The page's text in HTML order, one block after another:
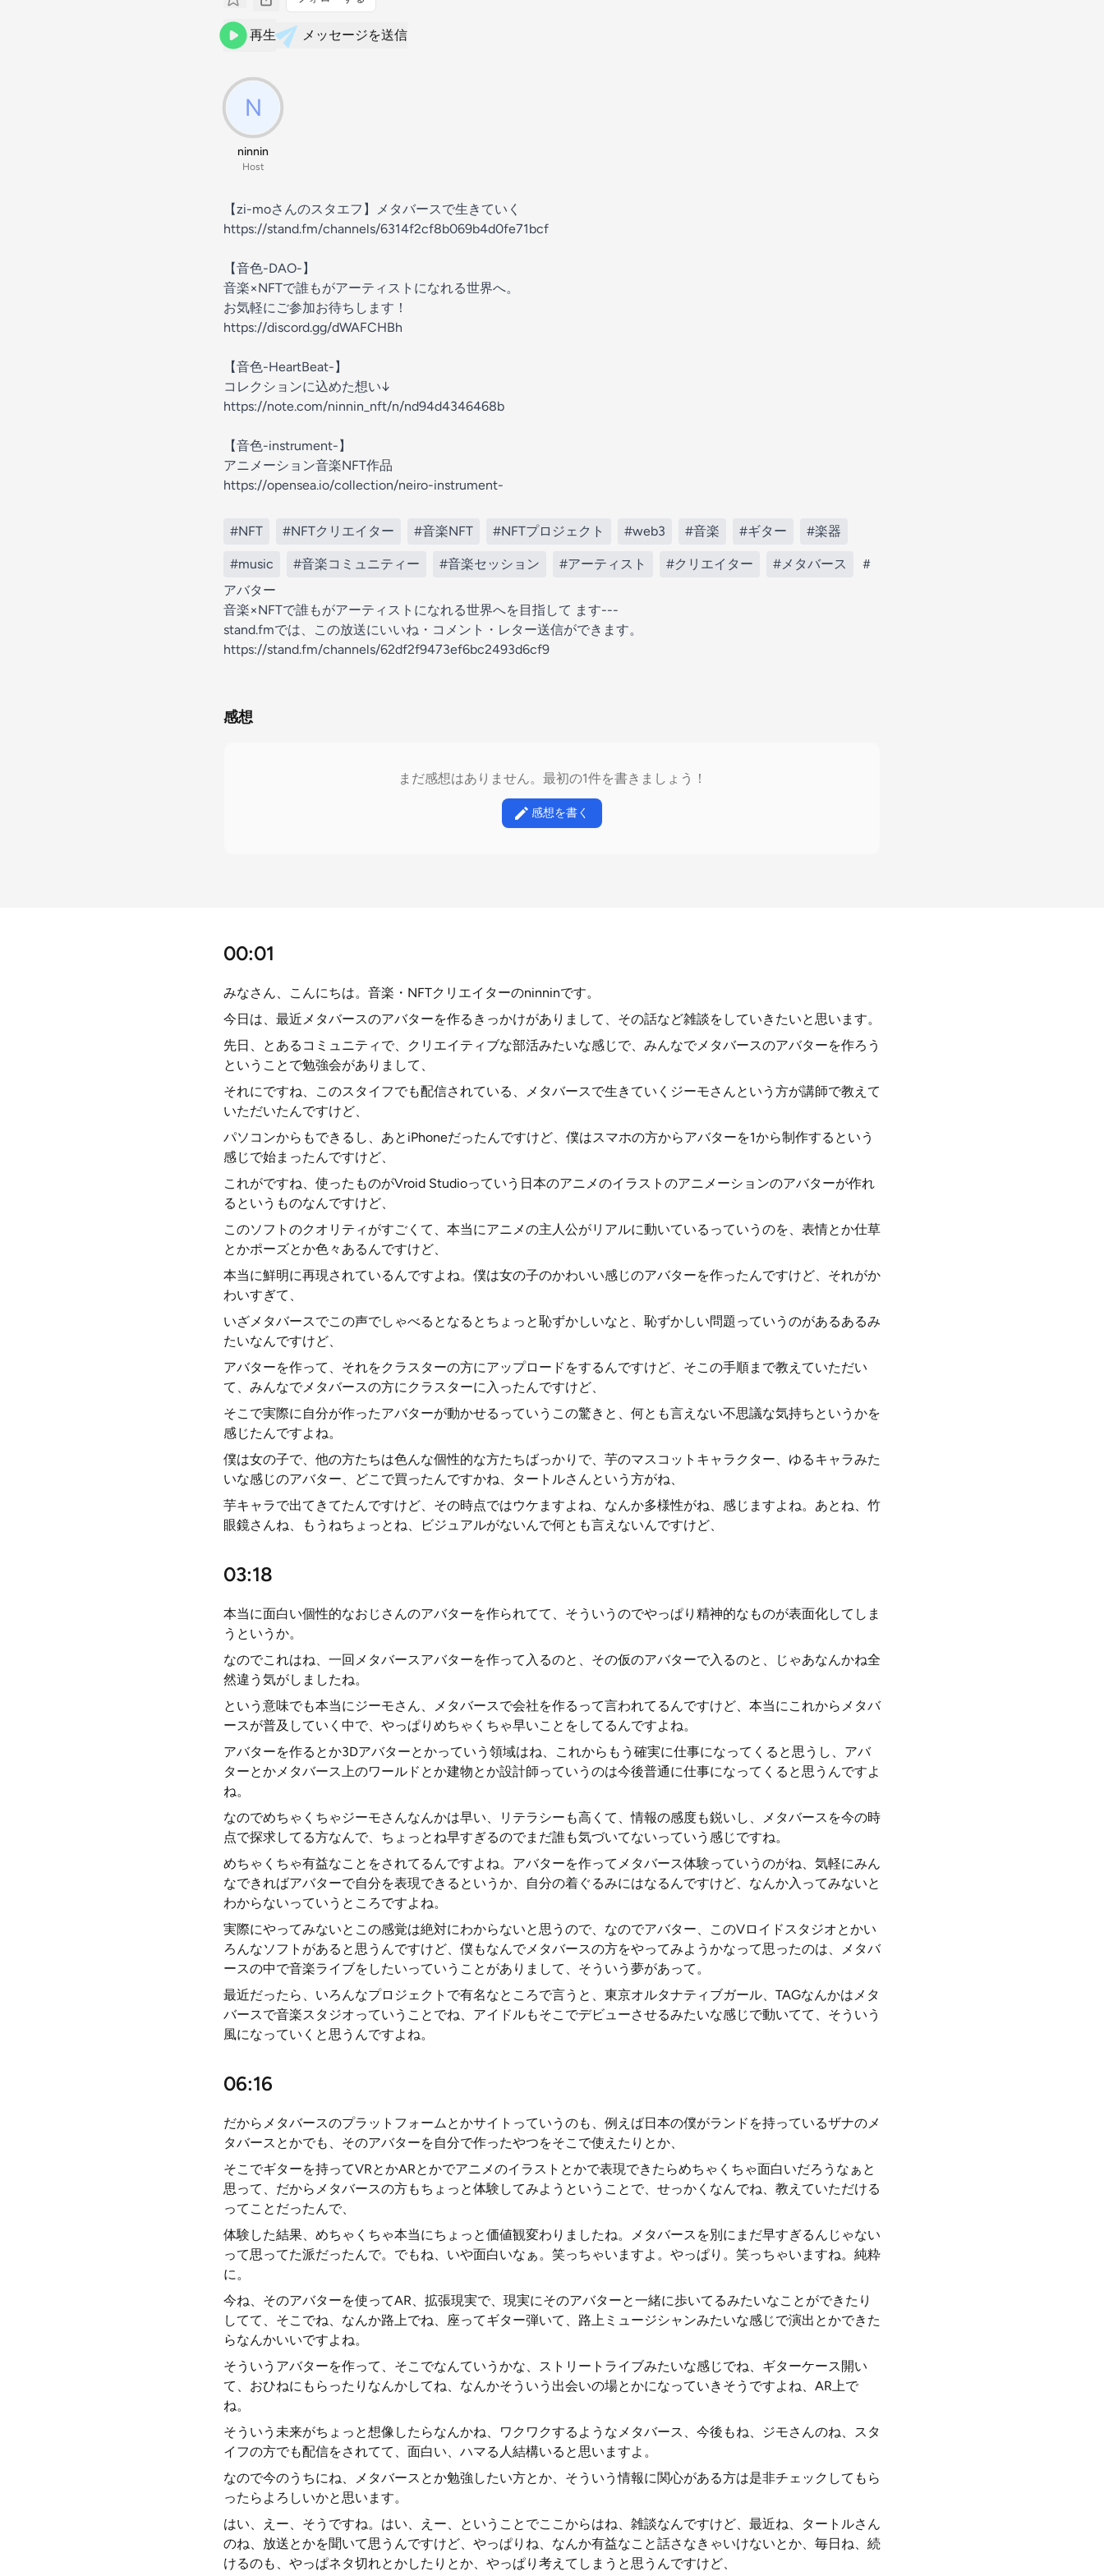
再生 メッセージを送信
ninnin
Host
【zi-moさんのスタエフ】メタバースで生きていく
https://stand.fm/channels/6314f2cf8b069b4d0fe71bcf
【音色-DAO-】
音楽×NFTで誰もがアーティストになれる世界へ。
お気軽にご参加お待ちします！
https://discord.gg/dWAFCHBh
【音色-HeartBeat-】
コレクションに込めた想い↓
https://note.com/ninnin_nft/n/nd94d4346468b
【音色-instrument-】
アニメーション音楽NFT作品
https://opensea.io/collection/neiro-instrument-
#NFT #NFTクリエイター #音楽NFT #NFTプロジェクト #web3 #音楽 #ギター #楽器
#music #音楽コミュニティー #音楽セッション #アーティスト #クリエイター #メタバース
＃
アバター
音楽×NFTで誰もがアーティストになれる世界へを目指して ます---
stand.fmでは、この放送にいいね・コメント・レター送信ができます。
https://stand.fm/channels/62df2f9473ef6bc2493d6cf9
感想
まだ感想はありません。最初の1件を書きましょう！
感想を書く
00:01
みなさん、こんにちは。音楽・NFTクリエイターのninninです。
今日は、最近メタバースのアバターを作るきっかけがありまして、その話など雑談をしていきたいと思います。
先日、とあるコミュニティで、クリエイティブな部活みたいな感じで、みんなでメタバースのアバターを作ろう
ということで勉強会がありまして、
それにですね、このスタイフでも配信されている、メタバースで生きていくジーモさんという方が講師で教えて
いただいたんですけど、
パソコンからもできるし、あとiPhoneだったんですけど、僕はスマホの方からアバターを1から制作するという
感じで始まったんですけど、
これがですね、使ったものがVroid Studioっていう日本のアニメのイラストのアニメーションのアバターが作れ
るというものなんですけど、
このソフトのクオリティがすごくて、本当にアニメの主人公がリアルに動いているっていうのを、表情とか仕草
とかポーズとか色々あるんですけど、
本当に鮮明に再現されているんですよね。僕は女の子のかわいい感じのアバターを作ったんですけど、それがか
わいすぎて、
いざメタバースでこの声でしゃべるとなるとちょっと恥ずかしいなと、恥ずかしい問題っていうのがあるあるみ
たいなんですけど、
アバターを作って、それをクラスターの方にアップロードをするんですけど、そこの手順まで教えていただい
て、みんなでメタバースの方にクラスターに入ったんですけど、
そこで実際に自分が作ったアバターが動かせるっていうこの驚きと、何とも言えない不思議な気持ちというかを
感じたんですよね。
僕は女の子で、他の方たちは色んな個性的な方たちばっかりで、芋のマスコットキャラクター、ゆるキャラみた
いな感じのアバター、どこで買ったんですかね、タートルさんという方がね、
芋キャラで出てきてたんですけど、その時点ではウケますよね、なんか多様性がね、感じますよね。あとね、竹
眼鏡さんね、もうねちょっとね、ビジュアルがないんで何とも言えないんですけど、
03:18
本当に面白い個性的なおじさんのアバターを作られてて、そういうのでやっぱり精神的なものが表面化してしま
うというか。
なのでこれはね、一回メタバースアバターを作って入るのと、その仮のアバターで入るのと、じゃあなんかね全
然違う気がしましたね。
という意味でも本当にジーモさん、メタバースで会社を作るって言われてるんですけど、本当にこれからメタバ
ースが普及していく中で、やっぱりめちゃくちゃ早いことをしてるんですよね。
アバターを作るとか3Dアバターとかっていう領域はね、これからもう確実に仕事になってくると思うし、アバ
ターとかメタバース上のワールドとか建物とか設計師っていうのは今後普通に仕事になってくると思うんですよ
ね。
なのでめちゃくちゃジーモさんなんかは早い、リテラシーも高くて、情報の感度も鋭いし、メタバースを今の時
点で探求してる方なんで、ちょっとね早すぎるのでまだ誰も気づいてないっていう感じですね。
めちゃくちゃ有益なことをされてるんですよね。アバターを作ってメタバース体験っていうのがね、気軽にみん
なできればアバターで自分を表現できるというか、自分の着ぐるみにはなるんですけど、なんか入ってみないと
わからないっていうところですよね。
実際にやってみないとこの感覚は絶対にわからないと思うので、なのでアバター、このVロイドスタジオとかい
ろんなソフトがあると思うんですけど、僕もなんでメタバースの方をやってみようかなって思ったのは、メタバ
ースの中で音楽ライブをしたいっていうことがありまして、そういう夢があって。
最近だったら、いろんなプロジェクトで有名なところで言うと、東京オルタナティブガール、TAGなんかはメタ
バースで音楽スタジオっていうことでね、アイドルもそこでデビューさせるみたいな感じで動いてて、そういう
風になっていくと思うんですよね。
06:16
だからメタバースのプラットフォームとかサイトっていうのも、例えば日本の僕がランドを持っているザナのメ
タバースとかでも、そのアバターを自分で作ったやつをそこで使えたりとか、
そこでギターを持ってVRとかARとかでアニメのイラストとかで表現できたらめちゃくちゃ面白いだろうなぁと
思って、だからメタバースの方もちょっと体験してみようということで、せっかくなんでね、教えていただける
ってことだったんで、
体験した結果、めちゃくちゃ本当にちょっと価値観変わりましたね。メタバースを別にまだ早すぎるんじゃない
って思ってた派だったんで。でもね、いや面白いなぁ。笑っちゃいますよ。やっぱり。笑っちゃいますね。純粋
に。
今ね、そのアバターを使ってAR、拡張現実で、現実にそのアバターと一緒に歩いてるみたいなことができたり
してて、そこでね、なんか路上でね、座ってギター弾いて、路上ミュージシャンみたいな感じで演出とかできた
らなんかいいですよね。
そういうアバターを作って、そこでなんていうかな、ストリートライブみたいな感じでね、ギターケース開い
て、おひねにもらったりなんかしてね、なんかそういう出会いの場とかになっていきそうですよね、AR上で
ね。
そういう未来がちょっと想像したらなんかね、ワクワクするようなメタバース、今後もね、ジモさんのね、スタ
イフの方でも配信をされてて、面白い、ハマる人結構いると思いますよ。
なので今のうちにね、メタバースとか勉強したい方とか、そういう情報に関心がある方は是非チェックしてもら
ったらよろしいかと思います。
はい、えー、そうですね。はい、えー、ということでここからはね、雑談なんですけど、最近ね、タートルさん
のね、放送とかを聞いて思うんですけど、やっぱりね、なんか有益なこと話さなきゃいけないとか、毎日ね、続
けるのも、やっぱネタ切れとかしたりとか、やっぱり考えてしまうと思うんですけど、